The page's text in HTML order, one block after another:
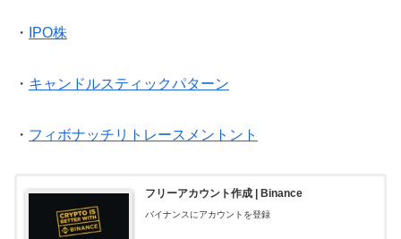
・ IPO株
・ キャンドルスティックパターン
・ フィボナッチリトレースメントント
フリーアカウント作成 | Binance
バイナンスにアカウントを登録